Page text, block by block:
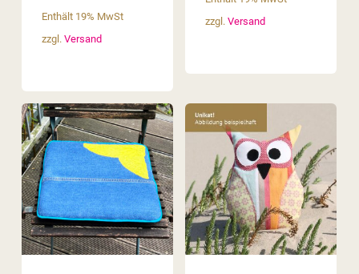
Enthält 19% MwSt
zzgl. Versand
zzgl.Versand